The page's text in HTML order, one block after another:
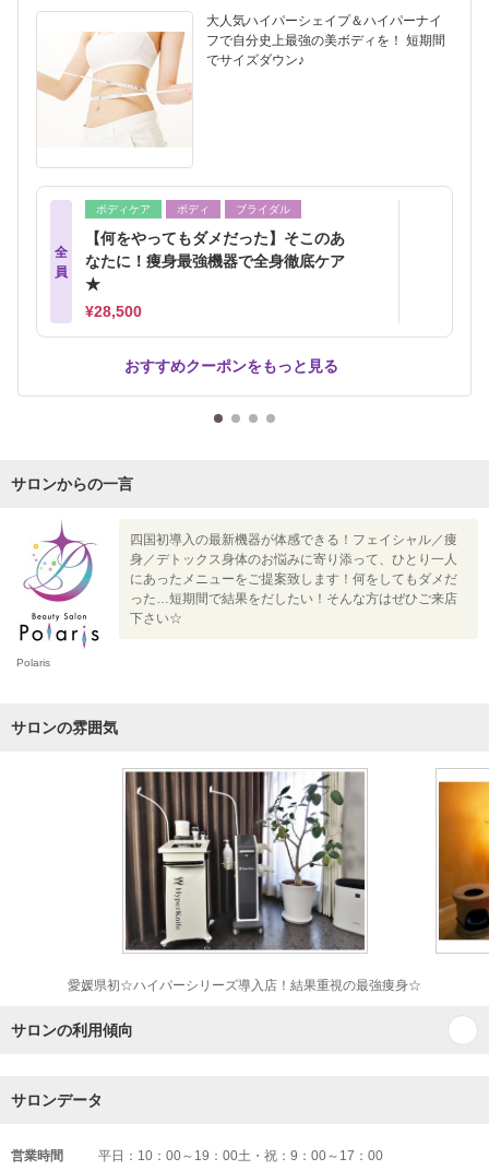
大人気ハイパーシェイプ＆ハイパーナイ
フで自分史上最強の美ボディを！ 短期間
でサイズダウン♪
全
員
ボディケア ボディ ブライダル
【何をやってもダメだった】そこのあ
なたに！痩身最強機器で全身徹底ケア
★
¥28,500
おすすめクーポンをもっと見る
サロンからの一言
Polaris
四国初導入の最新機器が体感できる！フェイシャル／痩
身／デトックス身体のお悩みに寄り添って、ひとり一人
にあったメニューをご提案致します！何をしてもダメだ
った…短期間で結果をだしたい！そんな方はぜひご来店
下さい☆
サロンの雰囲気
愛媛県初☆ハイパーシリーズ導入店！結果重視の最強痩身☆
サロンの利用傾向
サロンデータ
営業時間 平日：10：00～19：00土・祝：9：00～17：00